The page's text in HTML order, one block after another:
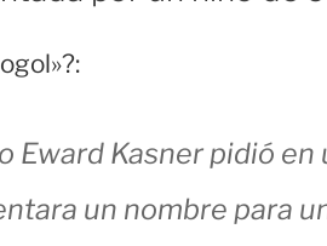
Kasner pidió en
un nombre para